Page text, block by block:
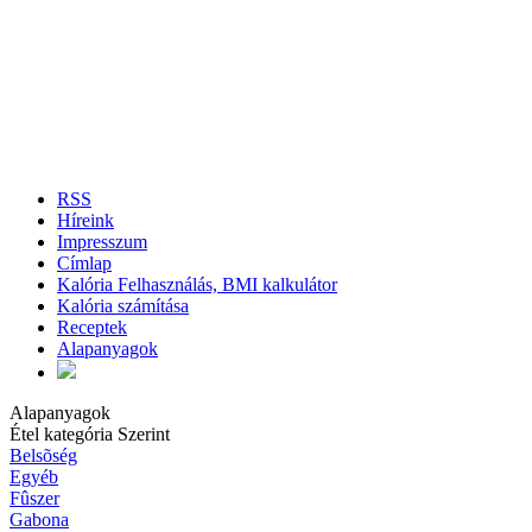
RSS
Híreink
Impresszum
Címlap
Kalória Felhasználás, BMI kalkulátor
Kalória számítása
Receptek
Alapanyagok
Alapanyagok
Étel kategória Szerint
Belsõség
Egyéb
Fûszer
Gabona